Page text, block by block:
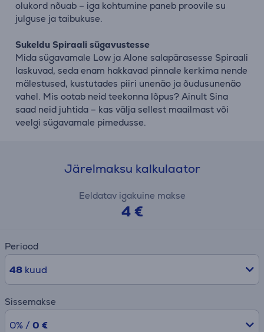
olukord nõuab – iga kohtumine paneb proovile su
julguse ja taibukuse.
Sukeldu Spiraali sügavustesse
Mida sügavamale Low ja Alone salapärasesse Spiraali
laskuvad, seda enam hakkavad pinnale kerkima nende
mälestused, kustutades piiri unenäo ja õudusunenäo
vahel. Mis ootab neid teekonna lõpus? Ainult Sina
saad neid juhtida – kas välja sellest maailmast või
veelgi sügavamale pimedusse.
Järelmaksu kalkulaator
Eeldatav igakuine makse
4 €
Periood
48kuud
Sissemakse
0% / 0 €